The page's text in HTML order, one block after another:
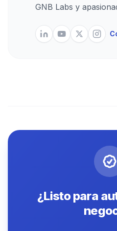
GNB Labs y
¿Listo para